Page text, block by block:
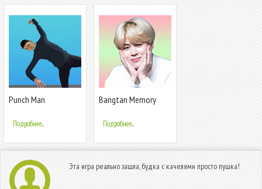
Punch Man
Подробнее...
Bangtan Memory
Подробнее...
Эта игра реально зашла, будка с качелями просто пушка!